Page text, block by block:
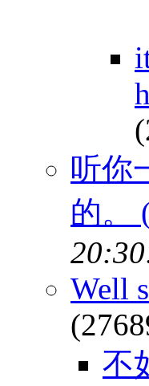
听你
的。
Well
不